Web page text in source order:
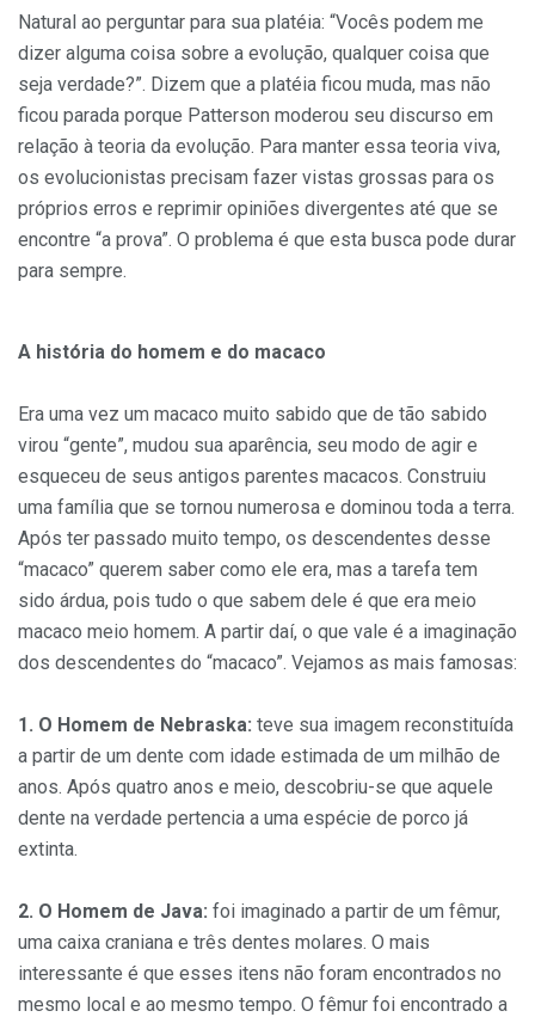
Natural ao perguntar para sua platéia: “Vocês podem me
dizer alguma coisa sobre a evolução, qualquer coisa que
seja verdade?”. Dizem que a platéia ficou muda, mas não
ficou parada porque Patterson moderou seu discurso em
relação à teoria da evolução. Para manter essa teoria viva,
os evolucionistas precisam fazer vistas grossas para os
próprios erros e reprimir opiniões divergentes até que se
encontre “a prova”. O problema é que esta busca pode durar
para sempre.
A história do homem e do macaco
Era uma vez um macaco muito sabido que de tão sabido
virou “gente”, mudou sua aparência, seu modo de agir e
esqueceu de seus antigos parentes macacos. Construiu
uma família que se tornou numerosa e dominou toda a terra.
Após ter passado muito tempo, os descendentes desse
“macaco” querem saber como ele era, mas a tarefa tem
sido árdua, pois tudo o que sabem dele é que era meio
macaco meio homem. A partir daí, o que vale é a imaginação
dos descendentes do “macaco”. Vejamos as mais famosas:
1. O Homem de Nebraska: teve sua imagem reconstituída
a partir de um dente com idade estimada de um milhão de
anos. Após quatro anos e meio, descobriu-se que aquele
dente na verdade pertencia a uma espécie de porco já
extinta.
2. O Homem de Java: foi imaginado a partir de um fêmur,
uma caixa craniana e três dentes molares. O mais
interessante é que esses itens não foram encontrados no
mesmo local e ao mesmo tempo. O fêmur foi encontrado a